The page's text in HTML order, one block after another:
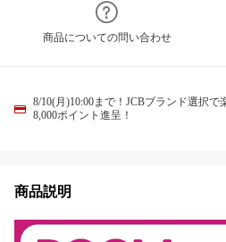
商品についての問い合わせ
8/10(月)10:00まで！JCBブランド選択
8,000ポイント進呈！
商品説明